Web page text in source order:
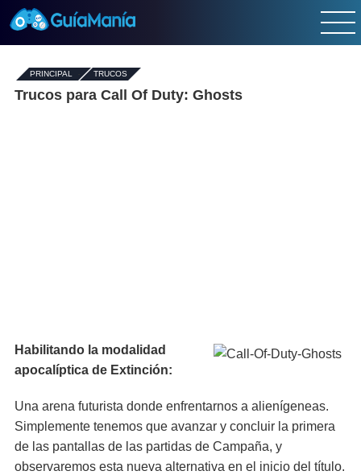
PRINCIPAL - TRUCOS
Trucos para Call Of Duty: Ghosts
Habilitando la modalidad
apocalíptica de Extinción:
Una arena futurista donde enfrentarnos a alienígeneas.
Simplemente tenemos que avanzar y concluir la primera
de las pantallas de las partidas de Campaña, y
observaremos esta nueva alternativa en el inicio del título.